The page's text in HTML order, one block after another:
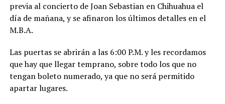
previa al concierto de Joan Sebastian en Chihuahua el
día de mañana, y se afinaron los últimos detalles en el
M.B.A.
Las puertas se abrirán a las 6:00 P.M. y les recordamos
que hay que llegar temprano, sobre todo los que no
tengan boleto numerado, ya que no será permitido
apartar lugares.